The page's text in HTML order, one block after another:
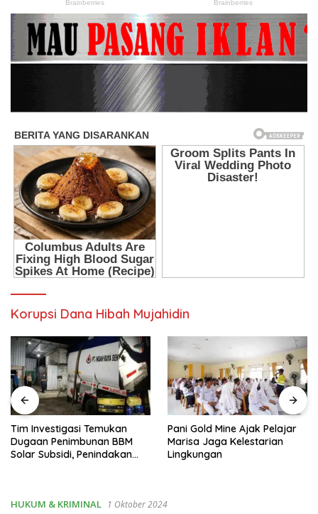
Korupsi Dana Hibah Mujahidin
Pani Gold Mine Ajak Pelajar
Marisa Jaga Kelestarian
Lingkungan
H. Muhammad Faizal :
Pembinaan Politik Penting
untuk Menciptakan Kompetisi
HUKUM & KRIMINAL 1 Oktober 2024